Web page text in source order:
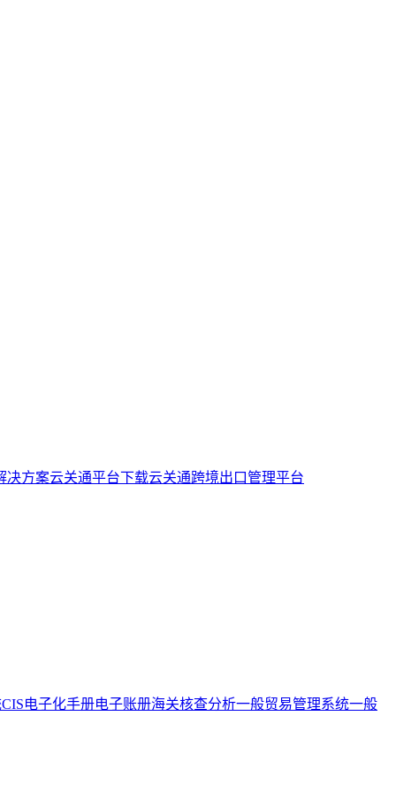
决方案云关通平台下载云关通跨境出口管理平台
CIS电子化手册电子账册海关核查分析一般贸易管理系统一般